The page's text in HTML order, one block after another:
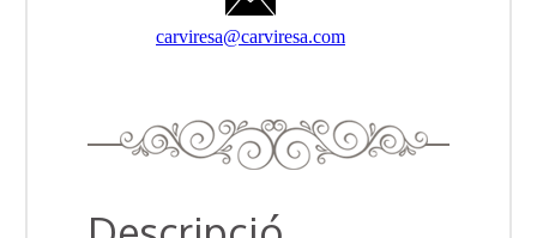
carviresa@carviresa.com